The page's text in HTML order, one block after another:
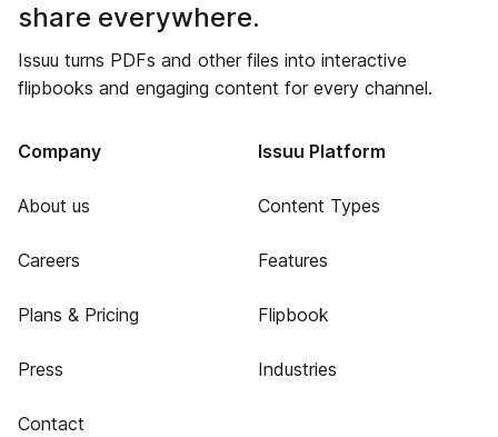
share everywhere.
Issuu turns PDFs and other files into interactive
flipbooks and engaging content for every channel.
Company
About us
Careers
Plans & Pricing
Press
Contact
Issuu Platform
Content Types
Features
Flipbook
Industries